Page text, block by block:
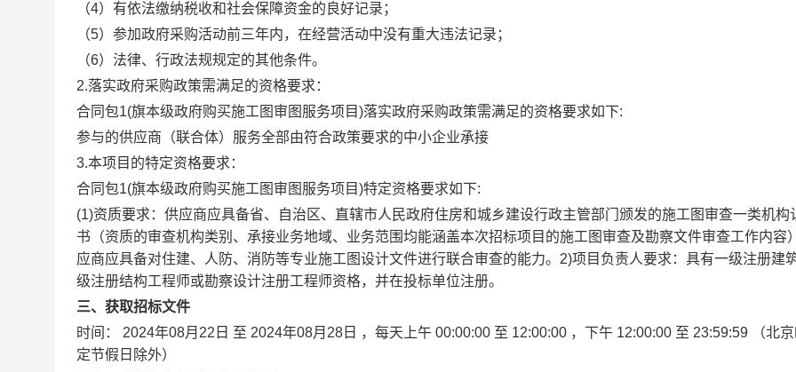
（4）有依法缴纳税收和社会保障资金的良好记录；
（5）参加政府采购活动前三年内，在经营活动中没有重大违法记录；
（6）法律、行政法规规定的其他条件。
2.落实政府采购政策需满足的资格要求：
合同包1(旗本级政府购买施工图审图服务项目)落实政府采购政策需满足的资格要求如下:
参与的供应商（联合体）服务全部由符合政策要求的中小企业承接
3.本项目的特定资格要求：
合同包1(旗本级政府购买施工图审图服务项目)特定资格要求如下:
(1)资质要求：供应商应具备省、自治区、直辖市人民政府住房和城乡建设行政主管部门颁发的施工图审查一类机构
书（资质的审查机构类别、承接业务地域、业务范围均能涵盖本次招标项目的施工图审查及勘察文件审查工作内容
应商应具备对住建、人防、消防等专业施工图设计文件进行联合审查的能力。2)项目负责人要求：具有一级注册建
级注册结构工程师或勘察设计注册工程师资格，并在投标单位注册。
三、获取招标文件
时间：
2024年08月22日 至 2024年08月28日 ，每天上午 00:00:00 至 12:00:00 ，下午 12:00:00 至 23:59:59
（北
定节假日除外）